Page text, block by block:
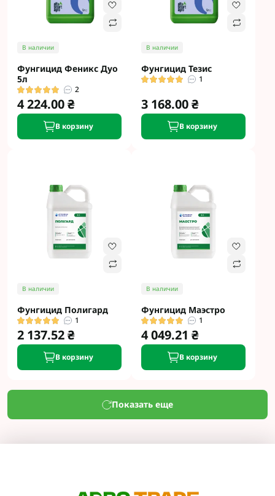
В наличии
Фунгицид Феникс Дуо
5л
2
4 224.00 ₴
В корзину
В наличии
Фунгицид Тезис
1
3 168.00 ₴
В корзину
В наличии
Фунгицид Полигард
1
2 137.52 ₴
В корзину
В наличии
Фунгицид Маэстро
1
4 049.21 ₴
В корзину
Показать еще